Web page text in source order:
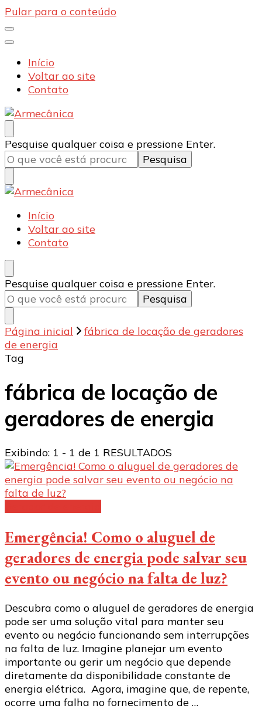
Pular para o conteúdo
Início
Voltar ao site
Contato
Armecânica
Blog
Procurando
algo?
Pesquise qualquer coisa e pressione Enter.
Armecânica
Blog
Início
Voltar ao site
Contato
Procurando
algo?
Pesquise qualquer coisa e pressione Enter.
Página inicial
fábrica de locação de geradores
de energia
Tag
fábrica de locação de
geradores de energia
Exibindo: 1 - 1 de 1 RESULTADOS
Emergência! Como o aluguel de
geradores de energia pode salvar seu
evento ou negócio na falta de luz?
Descubra como o aluguel de geradores de energia
pode ser uma solução vital para manter seu
evento ou negócio funcionando sem interrupções
na falta de luz. Imagine planejar um evento
importante ou gerir um negócio que depende
diretamente da disponibilidade constante de
energia elétrica. Agora, imagine que, de repente,
ocorre uma falha no fornecimento de …